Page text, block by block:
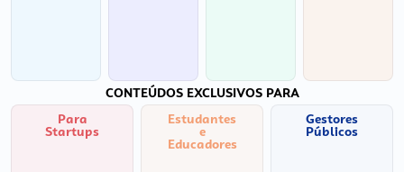
CONTEÚDOS EXCLUSIVOS PARA
Para
Startups
Estudantes
e
Educadores
Gestores
Públicos